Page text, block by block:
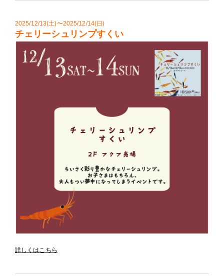
2025/12/13(土)〜2025/12/14(日)
チェリーシュリンプすくい
詳しくはこちら